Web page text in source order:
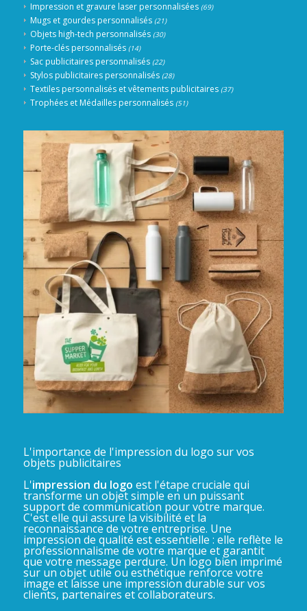
Impression et gravure laser personnalisées (69)
Mugs et gourdes personnalisés (21)
Objets high-tech personnalisés (30)
Porte-clés personnalisés (14)
Sac publicitaires personnalisés (22)
Stylos publicitaires personnalisés (28)
Textiles personnalisés et vêtements publicitaires (37)
Trophées et Médailles personnalisés (51)
L'importance de l'impression du logo sur vos
objets publicitaires
L'impression du logo est l'étape cruciale qui
transforme un objet simple en un puissant
support de communication pour votre marque.
C'est elle qui assure la visibilité et la
reconnaissance de votre entreprise. Une
impression de qualité est essentielle : elle reflète le
professionnalisme de votre marque et garantit
que votre message perdure. Un logo bien imprimé
sur un objet utile ou esthétique renforce votre
image et laisse une impression durable sur vos
clients, partenaires et collaborateurs.